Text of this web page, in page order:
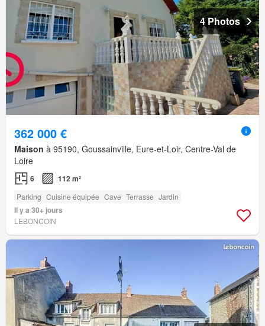
4 Photos
362 000 €
Maison à 95190, Goussainville, Eure-et-Loir, Centre-Val de
Loire
6 112 m²
Parking Cuisine équipée Cave Terrasse Jardin
Il y a 30+ jours
LEBONCOIN